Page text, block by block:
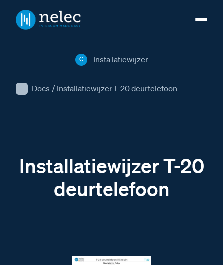
Docs / Installatiewijzer T-20 deurtelefoon
C Installatiewijzer
Installatiewijzer T-20
deurtelefoon